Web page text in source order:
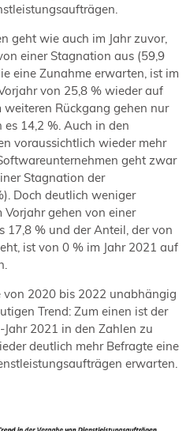
geht wie auch im Jahr zuvor,
einer Stagnation aus (59,9
eine Zunahme erwarten, ist im
von 25,8 % wieder auf
weiteren Rückgang gehen nur
14,2 %. Auch in den
voraussichtlich wieder mehr
geht zwar
Stagnation der
Doch deutlich weniger
gehen von einer
17,8 % und der Anteil, der von
ist von 0 % im Jahr 2021 auf
von 2020 bis 2022 unabhängig
Trend: Zum einen ist der
2021 in den Zahlen zu
deutlich mehr Befragte eine
erwarten.